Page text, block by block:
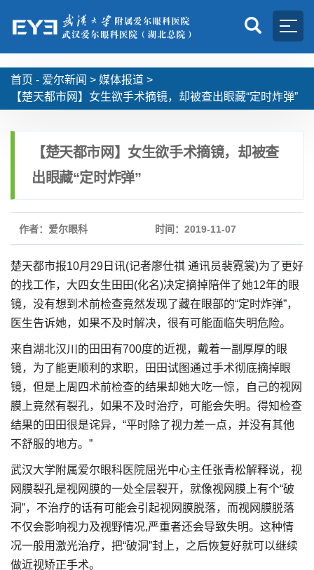
首页 - 爱尔新闻 > 媒体报道 >
【楚天都市网】女生欲手术摘镜，却被查出眼藏“定时炸弹”
【楚天都市网】女生欲手术摘镜，却被查
出眼藏“定时炸弹”
作者：爱尔眼科 时间：2019-11-07
楚天都市报10月29日讯(记者廖仕祺 通讯员裴霓裳)为了更好
的找工作，大四女生田田(化名)决定摘掉陪伴了她12年的眼
镜，没有想到术前检查竟然发现了藏在眼部的“定时炸弹”，
医生告诉她，如果不及时解决，很有可能面临失明危险。
来自湖北汉川的田田有700度的近视，戴着一副厚厚的眼
镜，为了能更顺利的求职，田田试图通过手术彻底摘掉眼
镜，但是上周四术前检查的结果却她大吃一惊，自己的视网
膜上竟然有裂孔，如果不及时治疗，可能会失明。得知检查
结果的田田很是诧异，“平时除了视力差一点，并没有其他
不舒服的地方。”
武汉大学附属爱尔眼科医院屈光中心主任张青松解释说，视
网膜裂孔是视网膜的一处全层裂开，就像视网膜上有个“破
洞”，不治疗的话有可能会引起视网膜脱落，而视网膜脱落
不仅会影响视力及视野情况,严重者还会导致失明。这种情
况一般用激光治疗，把“破洞”封上，之后恢复好就可以继续
做近视矫正手术。